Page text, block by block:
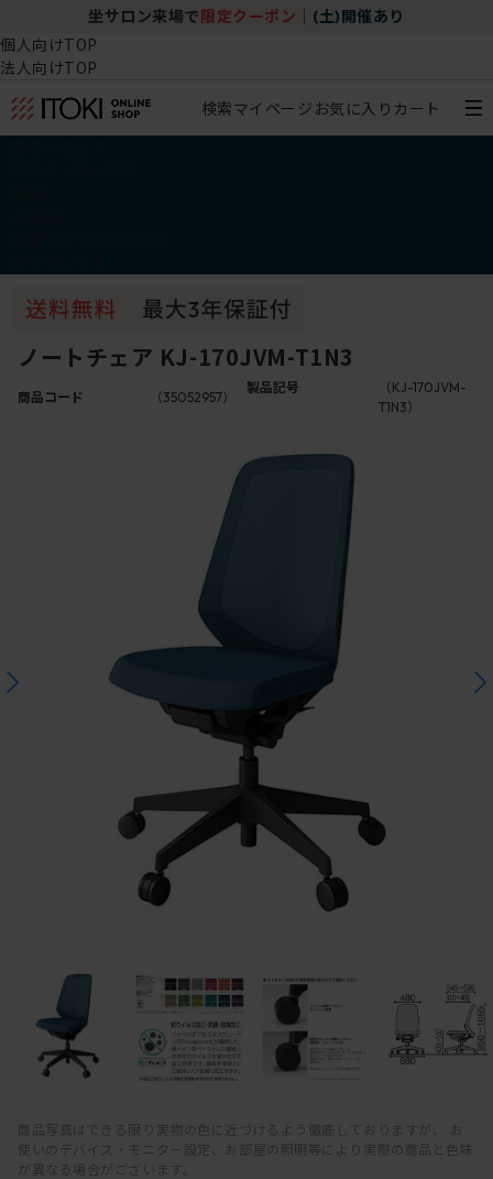
坐サロン来場で 限定クーポン (土)開催あり
個人向けTOP
法人向けTOP
検索マイページ お気に入り カート
ノートチェア KJ-170JVM-T1N3
商品コード （35052957）
製品記号
（KJ-170JVM-
T1N3）
商品写真はできる限り実物の色に近づけるよう徹底しておりますが、 お
使いのデバイス・モニター設定、お部屋の照明等により実際の商品と色味
が異なる場合がございます。